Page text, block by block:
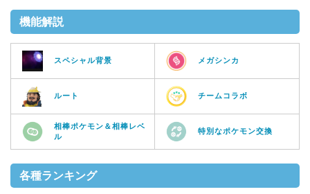
機能解説
スペシャル背景 メガシンカ
ルート チームコラボ
相棒ポケモン＆相棒レベ
ル
特別なポケモン交換
各種ランキング